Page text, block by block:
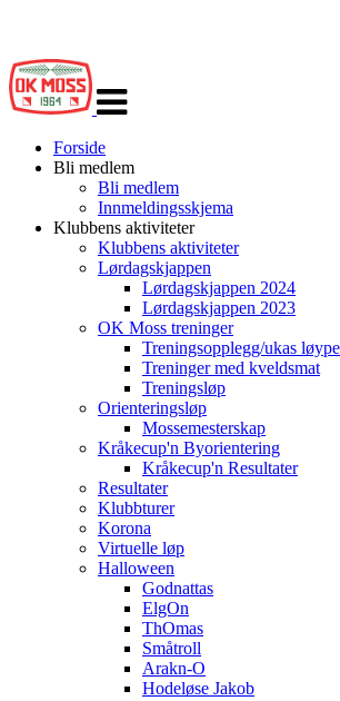
navigasjon
Forside
Bli medlem
Bli medlem
Innmeldingsskjema
Klubbens aktiviteter
Klubbens aktiviteter
Lørdagskjappen
Lørdagskjappen 2024
Lørdagskjappen 2023
OK Moss treninger
Treningsopplegg/ukas løype
Treninger med kveldsmat
Treningsløp
Orienteringsløp
Mossemesterskap
Kråkecup'n Byorientering
Kråkecup'n Resultater
Resultater
Klubbturer
Korona
Virtuelle løp
Halloween
Godnattas
ElgOn
ThOmas
Småtroll
Arakn-O
Hodeløse Jakob